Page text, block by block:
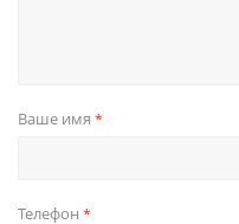
Ваше имя *
Телефон *